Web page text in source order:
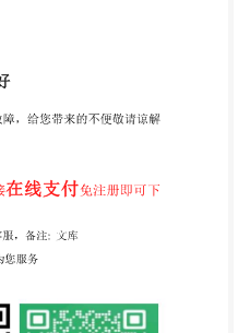
implementation,no part
orIso'smemberbodyin
ISO copyright office CP
1214 Vernier, Geneva,
Fax +4122749 09 47
Published in